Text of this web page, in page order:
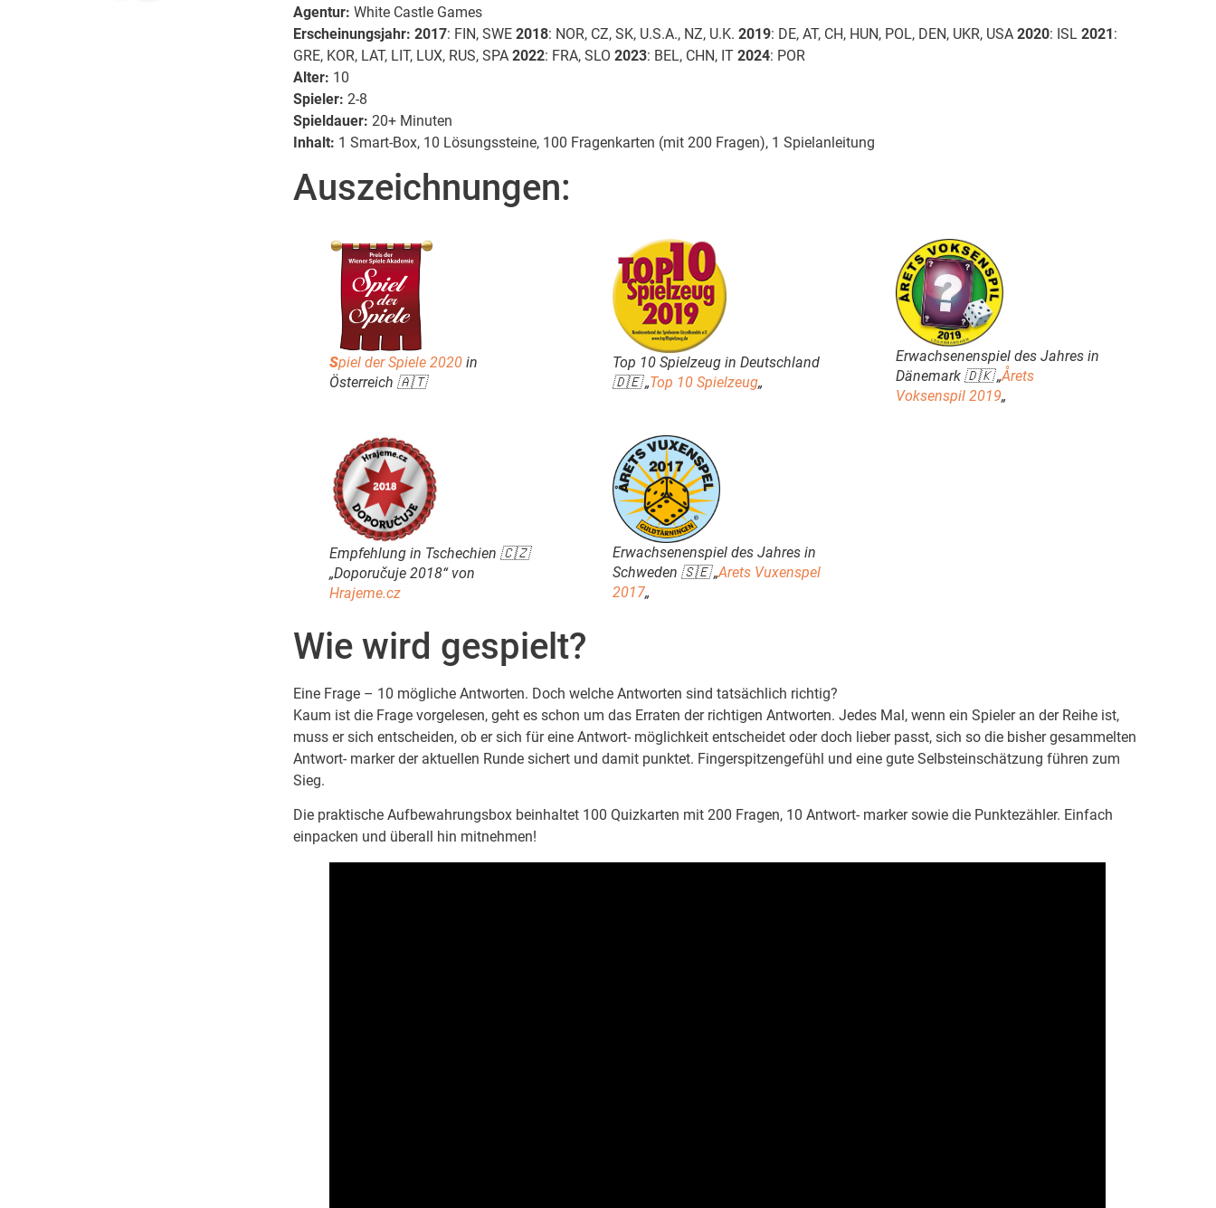
Agentur: White Castle Games
Erscheinungsjahr: 2017: FIN, SWE2018: NOR, CZ, SK, U.S.A., NZ, U.K.2019: DE, AT, CH, HUN, POL, DEN, UKR, USA2020: ISL2021:
GRE, KOR, LAT, LIT, LUX, RUS, SPA2022: FRA, SLO 2023: BEL, CHN, IT2024: POR
Alter: 10
Spieler: 2-8
Spieldauer: 20+ Minuten
Inhalt: 1 Smart-Box, 10 Lösungssteine, 100 Fragenkarten (mit 200 Fragen), 1 Spielanleitung
Auszeichnungen:
Spiel der Spiele 2020 in
Österreich 🇦🇹
Top 10 Spielzeug in Deutschland
🇩🇪 „Top 10 Spielzeug„
Erwachsenenspiel des Jahres in
Dänemark 🇩🇰 „Årets
Voksenspil 2019„
Empfehlung in Tschechien 🇨🇿
„Doporučuje 2018“ von
Hrajeme.cz
Erwachsenenspiel des Jahres in
Schweden 🇸🇪 „Arets Vuxenspel
2017„
Wie wird gespielt?
Eine Frage – 10 mögliche Antworten. Doch welche Antworten sind tatsächlich richtig?
Kaum ist die Frage vorgelesen, geht es schon um das Erraten der richtigen Antworten. Jedes Mal, wenn ein Spieler an der Reihe ist,
muss er sich entscheiden, ob er sich für eine Antwort- möglichkeit entscheidet oder doch lieber passt, sich so die bisher gesammelten
Antwort- marker der aktuellen Runde sichert und damit punktet. Fingerspitzengefühl und eine gute Selbsteinschätzung führen zum
Sieg.
Die praktische Aufbewahrungsbox beinhaltet 100 Quizkarten mit 200 Fragen, 10 Antwort- marker sowie die Punktezähler. Einfach
einpacken und überall hin mitnehmen!